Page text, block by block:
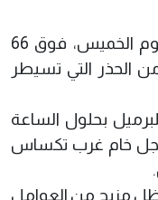
استقرّت أسعار النفط العالمية، اليوم الخميس، فوق 66
الحذر التي تسيطر
66.32 دولارًا للبرميل بحلول الساعة
سجل خام غرب تكساس
ظل مزيج من العوامل